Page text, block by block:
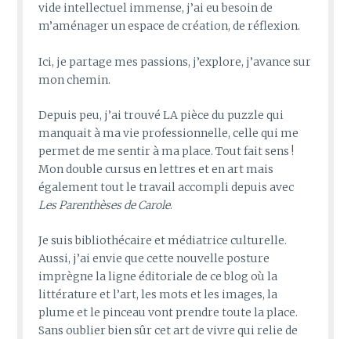
vide intellectuel immense, j’ai eu besoin de
m’aménager un espace de création, de réflexion.
Ici, je partage mes passions, j’explore, j’avance sur
mon chemin.
Depuis peu, j’ai trouvé LA pièce du puzzle qui
manquait à ma vie professionnelle, celle qui me
permet de me sentir à ma place. Tout fait sens !
Mon double cursus en lettres et en art mais
également tout le travail accompli depuis avec
Les Parenthèses de Carole.
Je suis bibliothécaire et médiatrice culturelle.
Aussi, j’ai envie que cette nouvelle posture
imprègne la ligne éditoriale de ce blog où la
littérature et l’art, les mots et les images, la
plume et le pinceau vont prendre toute la place.
Sans oublier bien sûr cet art de vivre qui relie de